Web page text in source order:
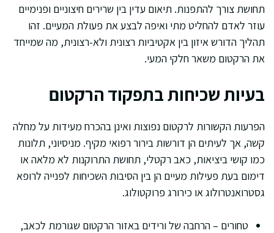
תחושת צורך להתפנות. תיאום עדין בין שרירים חיצוניים ופנימיים
עוזר לאדם להחליט מתי ואיפה לבצע את פעולת המעיים. זהו
תהליך הדורש איזון בין אקטיביות רצונית ולא-רצונית, מה שמייחד
את הרקטום משאר חלקי המעי.
בעיות שכיחות בתפקוד הרקטום
הפרעות הקשורות לרקטום נפוצות ואינן בהכרח מעידות על מחלה
קשה, אך לעיתים הן דורשות בירור רפואי מקיף. מניסיוני, תלונות
כמו קושי ביציאות, כאב רקטלי, תחושת התרוקנות לא מלאה או
דימום בעת פעילות מעיים הן בין הסיבות השכיחות לפנייה לרופא
גסטרואנטרולוג או כירורג פרוקטולוג.
טחורים – הרחבה של ורידים באזור הרקטום שגורמת לכאב,